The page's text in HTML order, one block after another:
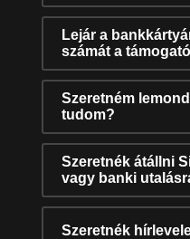
Lejár a
számát a
Szeretném
tudom?
Szeretnék átállni
vagy banki
Szeretnék